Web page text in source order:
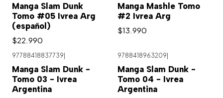
Manga Slam Dunk
Tomo #05 Ivrea Arg
(español)
$22.990
Manga Mashle Tomo
#2 Ivrea Arg
$13.990
97788418837739
Manga Slam Dunk -
Tomo 03 - Ivrea
Argentina
9788418963209
Manga Slam Dunk -
Tomo 04 - Ivrea
Argentina